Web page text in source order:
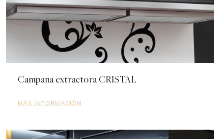
Campana extractora CRISTAL
MÁS INFORMACIÓN